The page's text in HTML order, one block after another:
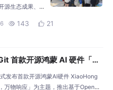
生态成果、
、深入交
示宁波本土开
宁波开源生态
 143  21
首款开源鸿蒙 AI 硬件「小
交互新入口
发布首款开源鸿蒙AI硬件 XiaoHong
万物响应」为主题，推出基于OpenHa